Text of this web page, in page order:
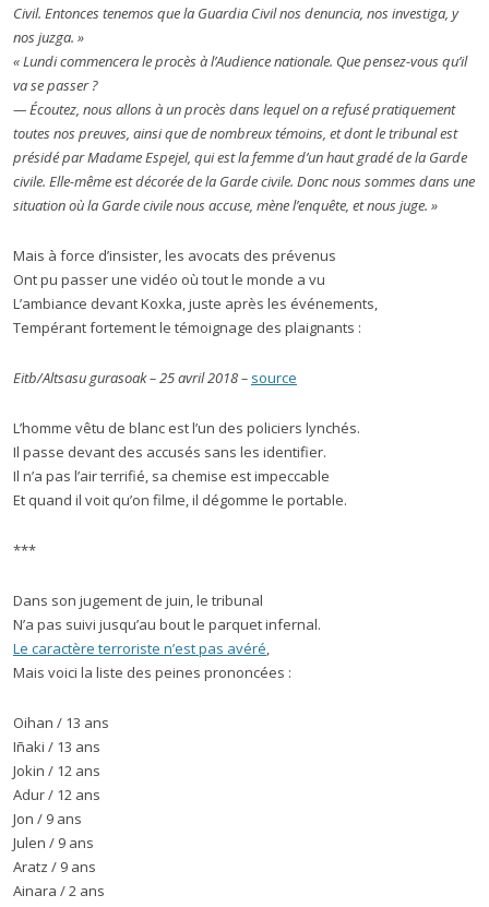
Civil. Entonces tenemos que la Guardia Civil nos denuncia, nos investiga, y
nos juzga. »
« Lundi commencera le procès à l’Audience nationale. Que pensez-vous qu’il
va se passer ?
— Écoutez, nous allons à un procès dans lequel on a refusé pratiquement
toutes nos preuves, ainsi que de nombreux témoins, et dont le tribunal est
présidé par Madame Espejel, qui est la femme d’un haut gradé de la Garde
civile. Elle-même est décorée de la Garde civile. Donc nous sommes dans une
situation où la Garde civile nous accuse, mène l’enquête, et nous juge. »
Mais à force d’insister, les avocats des prévenus
Ont pu passer une vidéo où tout le monde a vu
L’ambiance devant Koxka, juste après les événements,
Tempérant fortement le témoignage des plaignants :
Eitb/Altsasu gurasoak–25 avril 2018 – source
L’homme vêtu de blanc est l’un des policiers lynchés.
Il passe devant des accusés sans les identifier.
Il n’a pas l’air terrifié, sa chemise est impeccable
Et quand il voit qu’on filme, il dégomme le portable.
***
Dans son jugement de juin, le tribunal
N’a pas suivi jusqu’au bout le parquet infernal.
Le caractère terroriste n’est pas avéré,
Mais voici la liste des peines prononcées :
Oihan / 13 ans
Iñaki / 13 ans
Jokin / 12 ans
Adur / 12 ans
Jon / 9 ans
Julen / 9 ans
Aratz / 9 ans
Ainara / 2 ans